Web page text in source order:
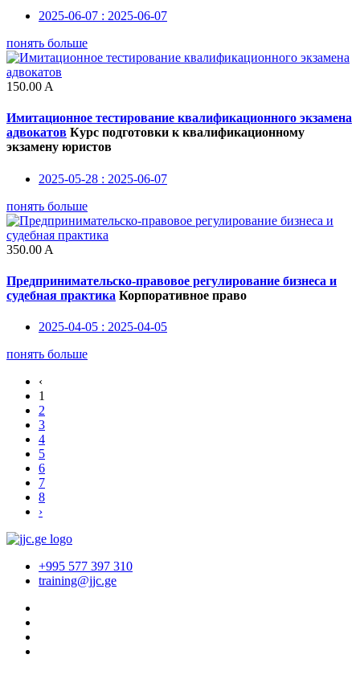
2025-06-07 : 2025-06-07
понять больше
150.00 A
Имитационное тестирование квалификационного экзамена
адвокатов Курс подготовки к квалификационному
экзамену юристов
2025-05-28 : 2025-06-07
понять больше
350.00 A
Предпринимательско-правовое регулирование бизнеса и
судебная практика Корпоративное право
2025-04-05 : 2025-04-05
понять больше
‹
1
2
3
4
5
6
7
8
›
+995 577 397 310
training@jjc.ge